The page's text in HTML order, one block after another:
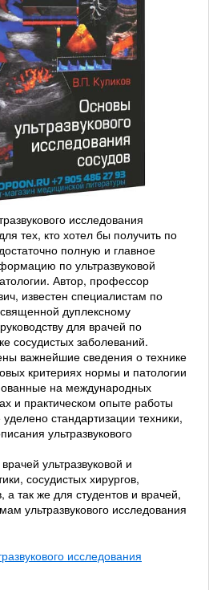
исследования
тех, кто хотел бы получить по
полную и главное
по ультразвуковой
Автор, профессор
известен специалистам по
дуплексному
для врачей по
сосудистых заболеваний.
важнейшие сведения о технике
критериях нормы и патологии
на международных
и практическом опыте работы
стандартизации техники,
ультразвукового
ультразвуковой и
сосудистых хирургов,
а так же для студентов и врачей,
ультразвукового исследования
исследования